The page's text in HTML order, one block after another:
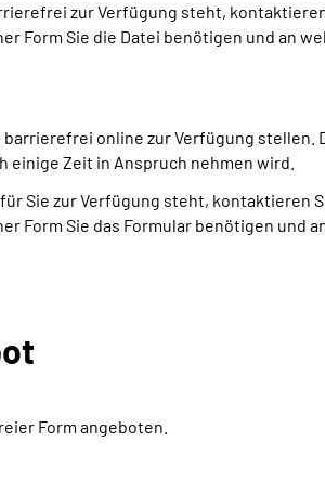
zur Verfügung steht,
Form Sie die Datei benötigen und an
online zur Verfügung
einige Zeit in Anspruch nehmen wird.
Sie zur Verfügung steht, kontaktieren
Form Sie das Formular benötigen und
Form angeboten.